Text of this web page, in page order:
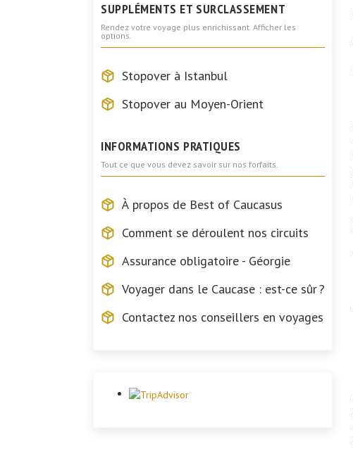
SUPPLÉMENTS ET SURCLASSEMENT
Rendez votre voyage plus enrichissant. Afficher les
options.
Stopover à Istanbul
Stopover au Moyen-Orient
INFORMATIONS PRATIQUES
Tout ce que vous devez savoir sur nos forfaits.
À propos de Best of Caucasus
Comment se déroulent nos circuits
Assurance obligatoire - Géorgie
Voyager dans le Caucase : est-ce sûr ?
Contactez nos conseillers en voyages